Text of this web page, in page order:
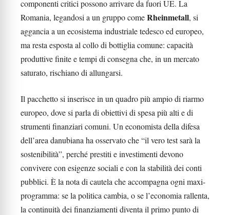
componenti critici possono arrivare da fuori UE. La
Romania, legandosi a un gruppo comeRheinmetall, si
aggancia a un ecosistema industriale tedesco ed europeo,
ma resta esposta al collo di bottiglia comune: capacità
produttive finite e tempi di consegna che, in un mercato
saturato, rischiano di allungarsi.
Il pacchetto si inserisce in un quadro più ampio di riarmo
europeo, dove si parla di obiettivi di spesa più alti e di
strumenti finanziari comuni. Un economista della difesa
dell’area danubiana ha osservato che “il vero test sarà la
sostenibilità”, perché prestiti e investimenti devono
convivere con esigenze sociali e con la stabilità dei conti
pubblici. È la nota di cautela che accompagna ogni maxi-
programma: se la politica cambia, o se l’economia rallenta,
la continuità dei finanziamenti diventa il primo punto di